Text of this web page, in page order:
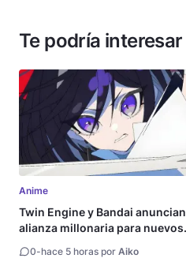
Te podría interesar
Anime
Twin Engine y Bandai anuncian
alianza millonaria para nuevos
0-hace 5 horas por Aiko